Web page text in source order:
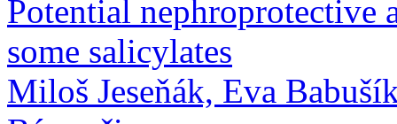
Potential
some salicylates
Miloš Jeseňák, Eva